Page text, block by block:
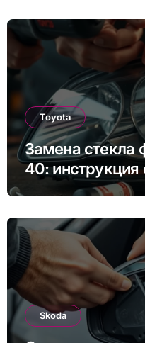
Toyota
Замена стекла
40:
Skoda